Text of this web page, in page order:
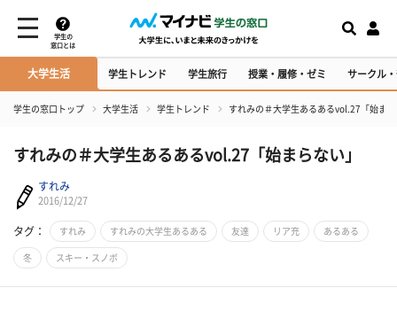
学生の
窓口とは
大学生活 学生トレンド 学生旅行 授業・履修・ゼミ サークル
学生の窓口トップ 大学生活 学生トレンド すれみの＃大学生あるあるvol.27「始ま
すれみの＃大学生あるあるvol.27「始まらない」
すれみ
2016/12/27
タグ： すれみ すれみの大学生あるある 友達 リア充 あるある
冬 スキー・スノボ